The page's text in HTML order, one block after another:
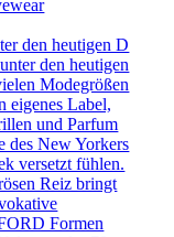
den heutigen D